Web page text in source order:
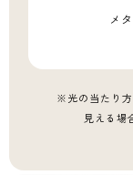
メ
※光の当たり
見える場